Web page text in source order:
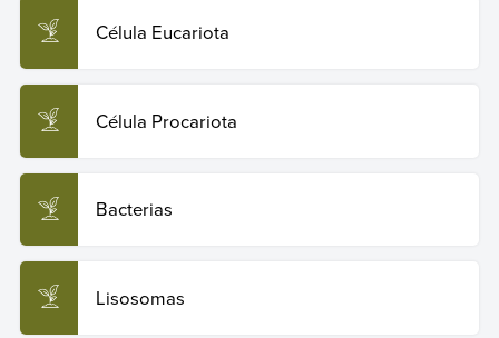
Célula Eucariota
Célula Procariota
Bacterias
Lisosomas